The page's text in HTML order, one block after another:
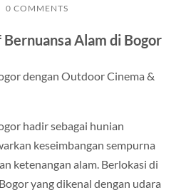
0 COMMENTS
Alam di Bogor
dengan Outdoor Cinema &
hadir sebagai hunian
keseimbangan sempurna
ketenangan alam. Berlokasi di
yang dikenal dengan udara